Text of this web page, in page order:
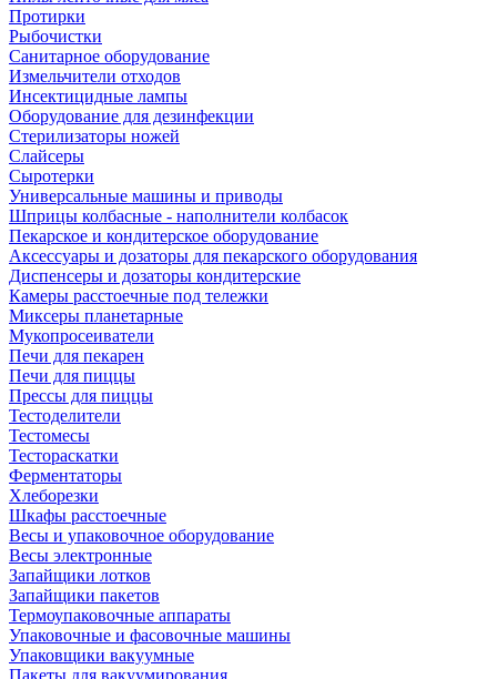
Протирки
Рыбочистки
Санитарное оборудование
Измельчители отходов
Инсектицидные лампы
Оборудование для дезинфекции
Стерилизаторы ножей
Слайсеры
Сыротерки
Универсальные машины и приводы
Шприцы колбасные - наполнители колбасок
Пекарское и кондитерское оборудование
Аксессуары и дозаторы для пекарского оборудования
Диспенсеры и дозаторы кондитерские
Камеры расстоечные под тележки
Миксеры планетарные
Мукопросеиватели
Печи для пекарен
Печи для пиццы
Прессы для пиццы
Тестоделители
Тестомесы
Тестораскатки
Ферментаторы
Хлеборезки
Шкафы расстоечные
Весы и упаковочное оборудование
Весы электронные
Запайщики лотков
Запайщики пакетов
Термоупаковочные аппараты
Упаковочные и фасовочные машины
Упаковщики вакуумные
Пакеты для вакуумирования